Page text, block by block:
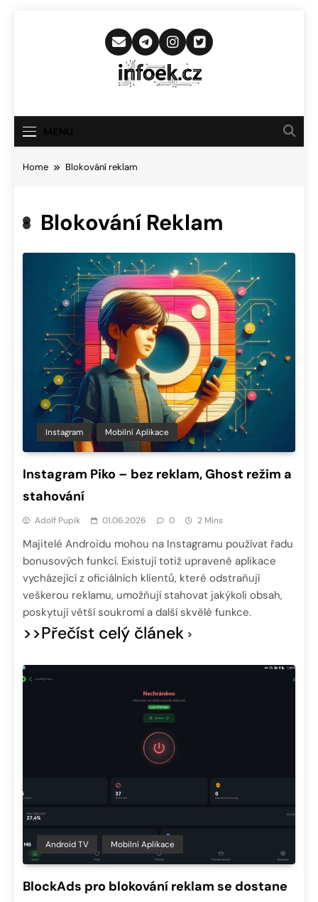
Infoek.cz
Novinkám
Home Blokování reklam
Blokování Reklam
Instagram Mobilní Aplikace
Instagram Piko – bez reklam, Ghost režim a
stahování
Adolf Pupík 01.06.2026 0 2 Mins
Majitelé Androidu mohou na Instagramu používat řadu
bonusových funkcí. Existují totiž upravené aplikace
vycházející z oficiálních klientů, které odstraňují
veškerou reklamu, umožňují stahovat jakýkoli obsah,
poskytují větší soukromí a další skvělé funkce.
>>Přečíst celý článek
Android TV Mobilní Aplikace
BlockAds pro blokování reklam se dostane